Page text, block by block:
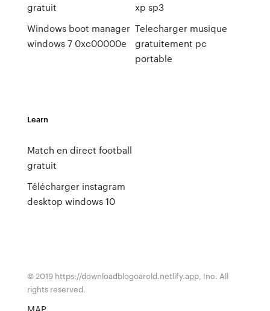
gratuit
Windows boot manager
windows 7 0xc00000e
xp sp3
Telecharger musique
gratuitement pc
portable
Learn
Match en direct football
gratuit
Télécharger instagram
desktop windows 10
© 2019 https://downloadblogoarcld.netlify.app, Inc. All
rights reserved.